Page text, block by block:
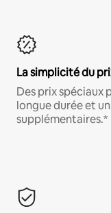
La simplicité du
Des prix spéciaux
longue durée et
supplémentaires.*